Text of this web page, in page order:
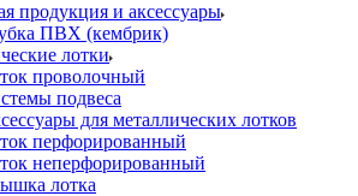
продукция и аксессуары
ПВХ (кембрик)
лотки
проволочный
подвеса
для металлических лотков
перфорированный
неперфорированный
лотка